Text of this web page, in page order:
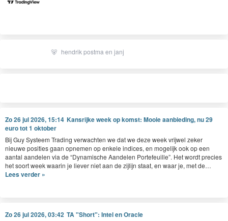
🐻 hendrik postma en janj
Zo 26 jul 2026, 15:14 Kansrijke week op komst: Mooie aanbieding, nu 29
euro tot 1 oktober
Bij Guy Sys­teem Trad­ing verwacht­en we dat we deze week vri­jwel zek­er
nieuwe posi­ties gaan opne­men op enkele indices, en mogelijk ook op een
aan­tal aan­de­len via de “Dynamis­che Aan­de­len Porte­feuille”. Het wordt pre­cies
het soort week waarin je liev­er niet aan de zijli­jn staat, en waar je, met de…
Lees verder »
Zo 26 jul 2026, 03:42 TA "Short": Intel en Oracle